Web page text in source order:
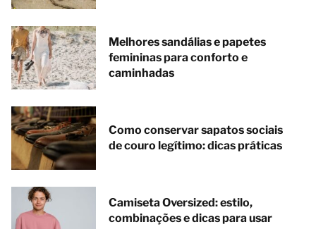
Melhores sandálias e papetes
femininas para conforto e
caminhadas
Como conservar sapatos sociais
de couro legítimo: dicas práticas
Camiseta Oversized: estilo,
combinações e dicas para usar